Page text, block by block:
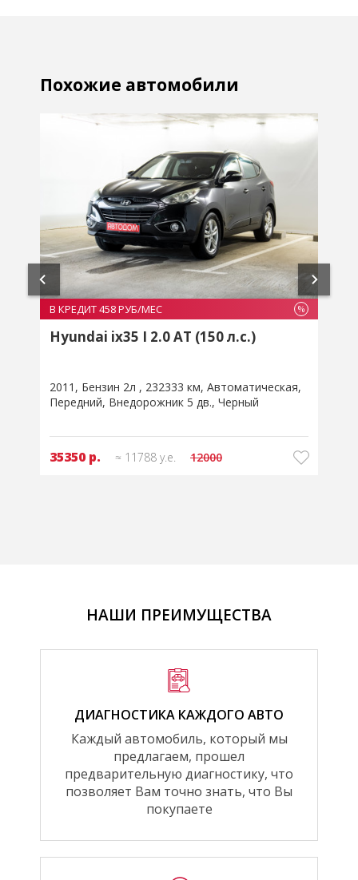
Похожие автомобили
В КРЕДИТ 464 РУБ/МЕС %
Renault Kaptur I 2.0 AT (143 л.с.)
2016 Бензин 2л 111498 км Автоматическая
Полный Внедорожник 5 дв. Оранжевый
35750 р. ≈ 11913 у.е. 12525
НАШИ ПРЕИМУЩЕСТВА
ДИАГНОСТИКА КАЖДОГО АВТО
Каждый автомобиль, который мы
предлагаем, прошел
предварительную диагностику, что
позволяет Вам точно знать, что Вы
покупаете